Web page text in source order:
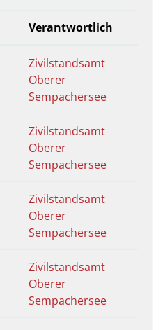
Verantwortlich
Zivilstandsamt
Oberer
Sempachersee
Zivilstandsamt
Oberer
Sempachersee
Zivilstandsamt
Oberer
Sempachersee
Zivilstandsamt
Oberer
Sempachersee